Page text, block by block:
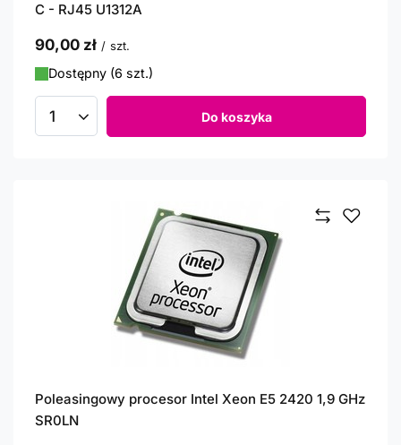
C - RJ45 U1312A
90,00 zł / szt.
Dostępny (6 szt.)
Ilość produktów Do koszyka
Poleasingowy procesor Intel Xeon E5 2420 1,9 GHz
SR0LN